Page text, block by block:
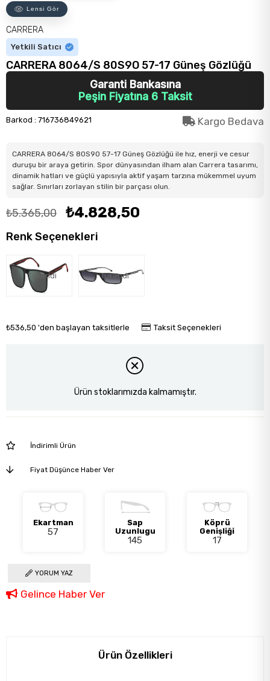
Lensi Gör
CARRERA
Yetkili Satıcı
CARRERA 8064/S 80S9O 57-17 Güneş Gözlüğü
Garanti Bankasına
Peşin Fiyatına 6 Taksit
Barkod : 716736849621 Kargo Bedava
CARRERA 8064/S 80S9O 57-17 Güneş Gözlüğü ile hız, enerji ve cesur
duruşu bir araya getirin. Spor dünyasından ilham alan Carrera tasarımı,
dinamik hatları ve güçlü yapısıyla aktif yaşam tarzına mükemmel uyum
sağlar. Sınırları zorlayan stilin bir parçası olun.
₺5.365,00 ₺4.828,50
Renk Seçenekleri
Tükendi Tükendi
₺536,50 'den başlayan taksitlerle Taksit Seçenekleri
Ürün stoklarımızda kalmamıştır.
İndirimli Ürün
Fiyat Düşünce Haber Ver
Ekartman
57
Sap
Uzunlugu
145
Köprü
Genişliği
17
YORUM YAZ
Gelince Haber Ver
Ürün Özellikleri